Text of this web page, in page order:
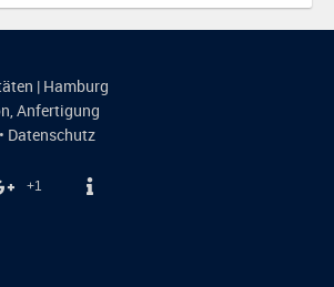
| Hamburg
,Anfertigung
• Datenschutz
+1